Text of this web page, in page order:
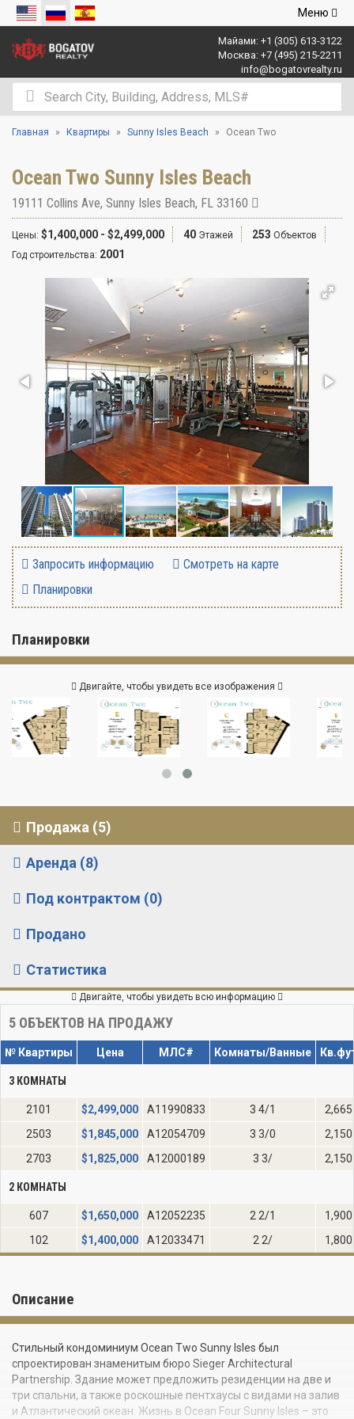
Открыть
Меню
Майами: +1 (305) 613-3122
Москва: +7 (495) 215-2211
info@bogatovrealty.ru
Главная Квартиры Sunny Isles Beach Ocean Two
Ocean Two Sunny Isles Beach
19111 Collins Ave, Sunny Isles Beach, FL 33160
Цены: $1,400,000 - $2,499,000 40 Этажей 253 Объектов
Год строительства: 2001
Запросить информацию
Смотреть на карте
Планировки
Планировки
Двигайте, чтобы увидеть все изображения
Продажа (5)
Аренда (8)
Под контрактом (0)
Продано
Статистика
Двигайте, чтобы увидеть всю информацию
5 ОБЪЕКТОВ НА ПРОДАЖУ
№ Квартиры Цена МЛС# Комнаты/Ванные
3 КОМНАТЫ
2101 $2,499,000 A11990833 3 4/1
2,665
2503
$1,845,000 A12054709 3 3/0
2,150
2703
$1,825,000 A12000189 3 3/ 2,150
2 КОМНАТЫ
607 $1,650,000 A12052235 2 2/1
1,900
102
$1,400,000 A12033471 2 2/ 1,800
Описание
Стильный кондоминиум Ocean Two Sunny Isles был
спроектирован знаменитым бюро Sieger Architectural
Partnership. Здание может предложить резиденции на две и
три спальни, а также роскошные пентхаусы с видами на залив
и Атлантический океан. Жизнь в Ocean Four Sunny Isles – это